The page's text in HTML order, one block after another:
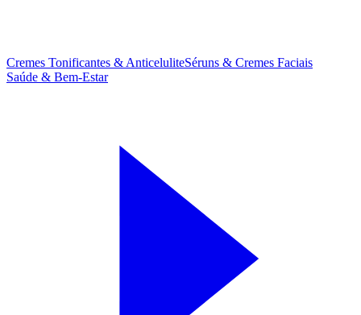
Cremes Tonificantes & AnticeluliteSéruns & Cremes Faciais
Saúde & Bem-Estar